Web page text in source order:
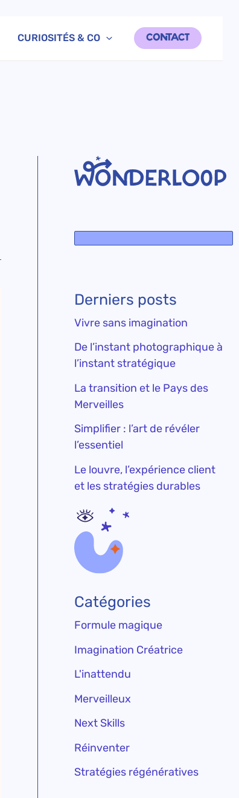
CURIOSITÉS & CO CONTACT
Derniers posts
Vivre sans imagination
De l’instant photographique à
l’instant stratégique
La transition et le Pays des
Merveilles
Simplifier : l’art de révéler
l’essentiel
Le louvre, l’expérience client
et les stratégies durables
Catégories
Formule magique
Imagination Créatrice
L'inattendu
Merveilleux
Next Skills
Réinventer
Stratégies régénératives